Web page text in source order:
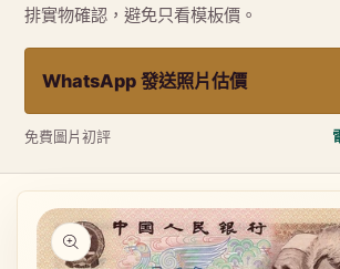
排實物確認，避免只看模板價。
WhatsApp 發送照片估價
免費圖片初評
略過產品
資訊